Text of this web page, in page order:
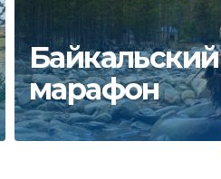
Байкальский
марафон